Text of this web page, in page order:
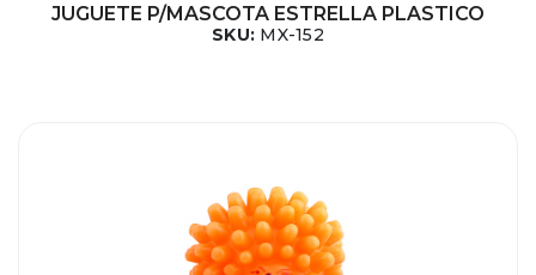
JUGUETE P/MASCOTA ESTRELLA PLASTICO
SKU: MX-152